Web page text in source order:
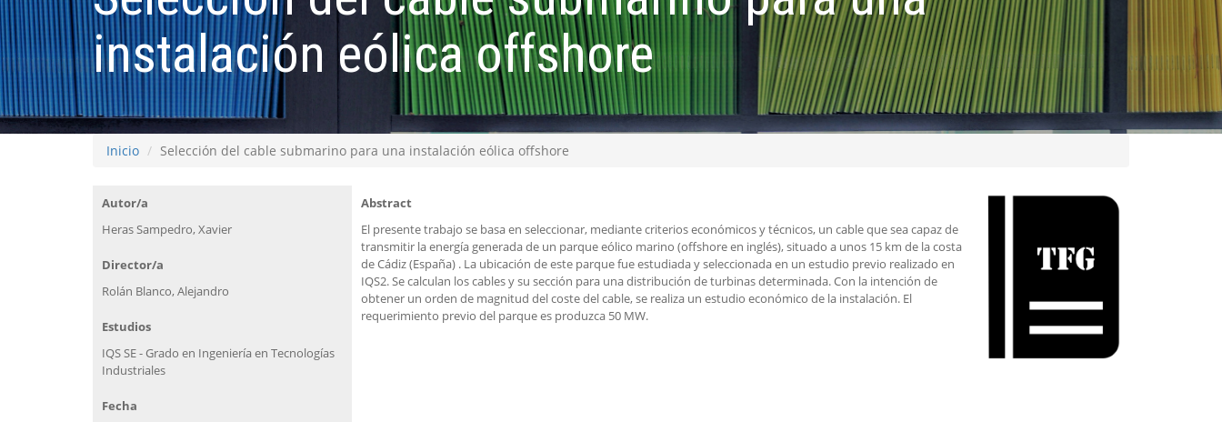
instalación eólica offshore
Inicio Selección del cable submarino para una instalación eólica offshore
Autor/a
Heras Sampedro, Xavier
Abstract
El presente trabajo se basa en seleccionar, mediante criterios económicos y técnicos, un cable que sea capaz de
transmitir la energía generada de un parque eólico marino (offshore en inglés), situado a unos 15 km de la costa
de Cádiz (España) . La ubicación de este parque fue estudiada y seleccionada en un estudio previo realizado en
IQS2. Se calculan los cables y su sección para una distribución de turbinas determinada. Con la intención de
obtener un orden de magnitud del coste del cable, se realiza un estudio económico de la instalación. El
requerimiento previo del parque es produzca 50 MW.
Director/a
Rolán Blanco, Alejandro
Estudios
IQS SE - Grado en Ingeniería en Tecnologías
Industriales
Fecha